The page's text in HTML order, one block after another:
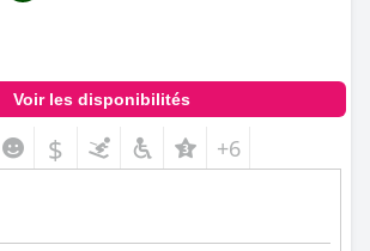
Voir les disponibilités
$ +6